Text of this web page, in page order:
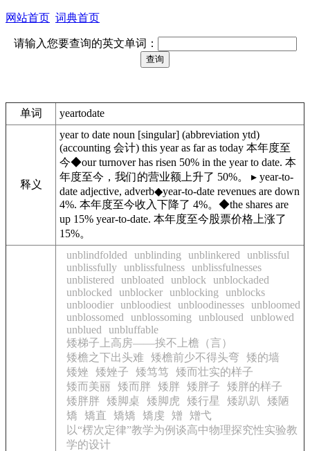
网站首页 词典首页
请输入您要查询的英文单词：
单词 yeartodate
释义
year to date noun [singular] (abbreviation ytd)
(accounting 会计) this year as far as today 本年度至
今◆our turnover has risen 50% in the year to date. 本
年度至今，我们的营业额上升了 50%。 ▸ year-to-
date adjective, adverb◆year-to-date revenues are down
4%. 本年度至今收入下降了 4%。◆the shares are
up 15% year-to-date. 本年度至今股票价格上涨了
15%。
unblindfolded unblinding unblinkered
unblissful
unblissfully unblissfulness unblissfulnesses
unblistered
unbloated unblock
unblockaded
unblocked
unblocker unblocking
unblocks
unbloodier unbloodiest unbloodinesses unbloomed
unblossomed
unblossoming unbloused
unblowed
unblued
unbluffable
矮梯子上高房——挨不上檐（言）
矮檐之下出头难 矮檐前少不得头弯 矮的墙
矮矬
矮矬子 矮笃笃
矮而壮实的样子
矮而美丽
矮而胖 矮胖 矮胖子
矮胖的样子
矮胖胖 矮脚桌 矮脚虎 矮行星 矮趴趴
矮陋
矯
矯直 矯矯 矯虔 矰
矰弋
以“楞次定律”教学为例谈高中物理探究性实验教
学的设计